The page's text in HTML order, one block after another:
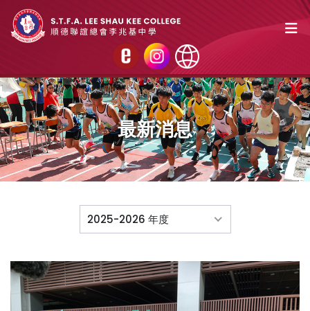
最新消息
2025-2026 年度